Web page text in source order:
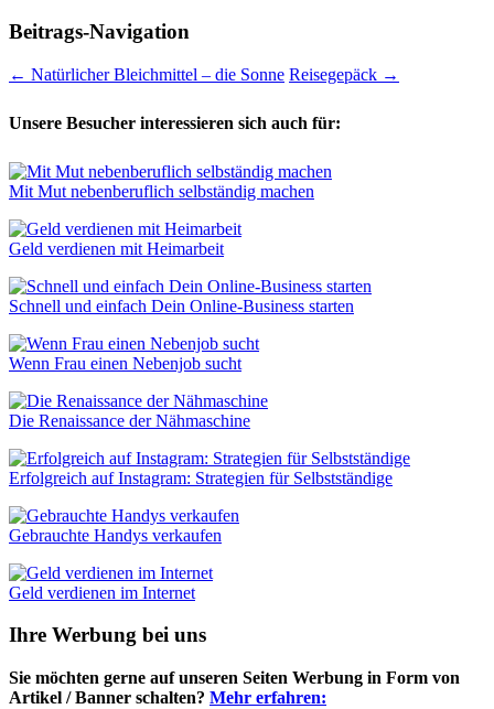
Beitrags-Navigation
← Natürlicher Bleichmittel – die Sonne Reisegepäck →
Unsere Besucher interessieren sich auch für:
Mit Mut nebenberuflich selbständig machen
Geld verdienen mit Heimarbeit
Schnell und einfach Dein Online-Business starten
Wenn Frau einen Nebenjob sucht
Die Renaissance der Nähmaschine
Erfolgreich auf Instagram: Strategien für Selbstständige
Gebrauchte Handys verkaufen
Geld verdienen im Internet
Ihre Werbung bei uns
Sie möchten gerne auf unseren Seiten Werbung in Form von
Artikel / Banner schalten? Mehr erfahren: